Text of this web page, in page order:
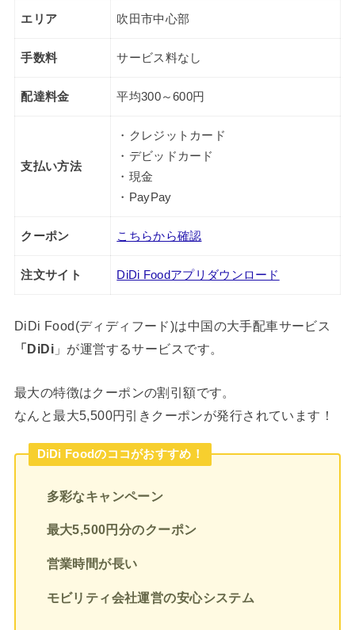
エリア 吹田市中心部
手数料 サービス料なし
配達料金 平均300～600円
支払い方法
・クレジットカード
・デビッドカード
・現金
・PayPay
クーポン こちらから確認
注文サイト DiDi Foodアプリダウンロード
DiDi Food(ディディフード)は中国の大手配車サービス
「DiDi」が運営するサービスです。
最大の特徴はクーポンの割引額です。
なんと最大5,500円引きクーポンが発行されています！
DiDi Foodのココがおすすめ！
多彩なキャンペーン
最大5,500円分のクーポン
営業時間が長い
モビリティ会社運営の安心システム